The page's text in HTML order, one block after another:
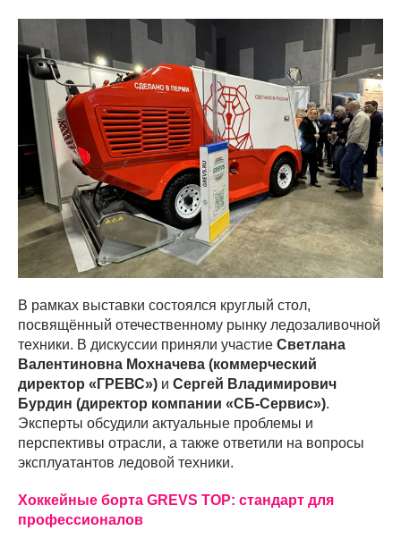
В рамках выставки состоялся круглый стол,
посвящённый отечественному рынку ледозаливочной
техники. В дискуссии приняли участие Светлана
Валентиновна Мохначева (коммерческий
директор «ГРЕВС») и Сергей Владимирович
Бурдин (директор компании «СБ-Сервис»).
Эксперты обсудили актуальные проблемы и
перспективы отрасли, а также ответили на вопросы
эксплуатантов ледовой техники.
Хоккейные борта GREVS TOP: стандарт для
профессионалов